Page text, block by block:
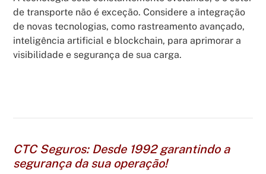
de transporte não é exceção. Considere a integração
de novas tecnologias, como rastreamento avançado,
inteligência artificial e blockchain, para aprimorar a
visibilidade e segurança de sua carga.
CTC Seguros: Desde 1992 garantindo a
segurança da sua operação!